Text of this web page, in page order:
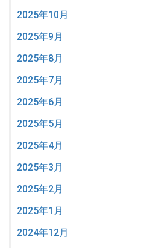
2025年10月
2025年9月
2025年8月
2025年7月
2025年6月
2025年5月
2025年4月
2025年3月
2025年2月
2025年1月
2024年12月